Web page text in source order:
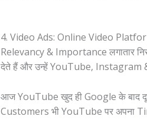
4. Video Ads: Online Video
Relevancy & Importance लगातार
देते हैं और उन्हें YouTube,
आज YouTube खुद ही Google के बाद
Customers भी YouTube पर अपना